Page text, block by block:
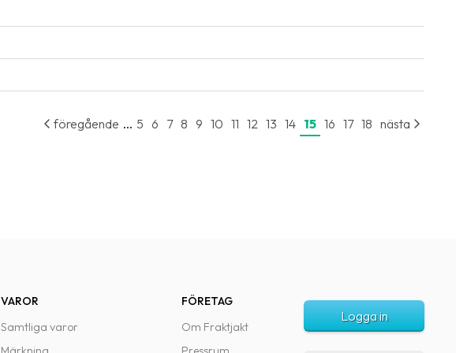
föregående ... 5 6 7 8 9 10 11 12 13 14 15 16 17 18 nästa
VAROR
Samtliga varor
FÖRETAG
Om Fraktjakt
Logga in